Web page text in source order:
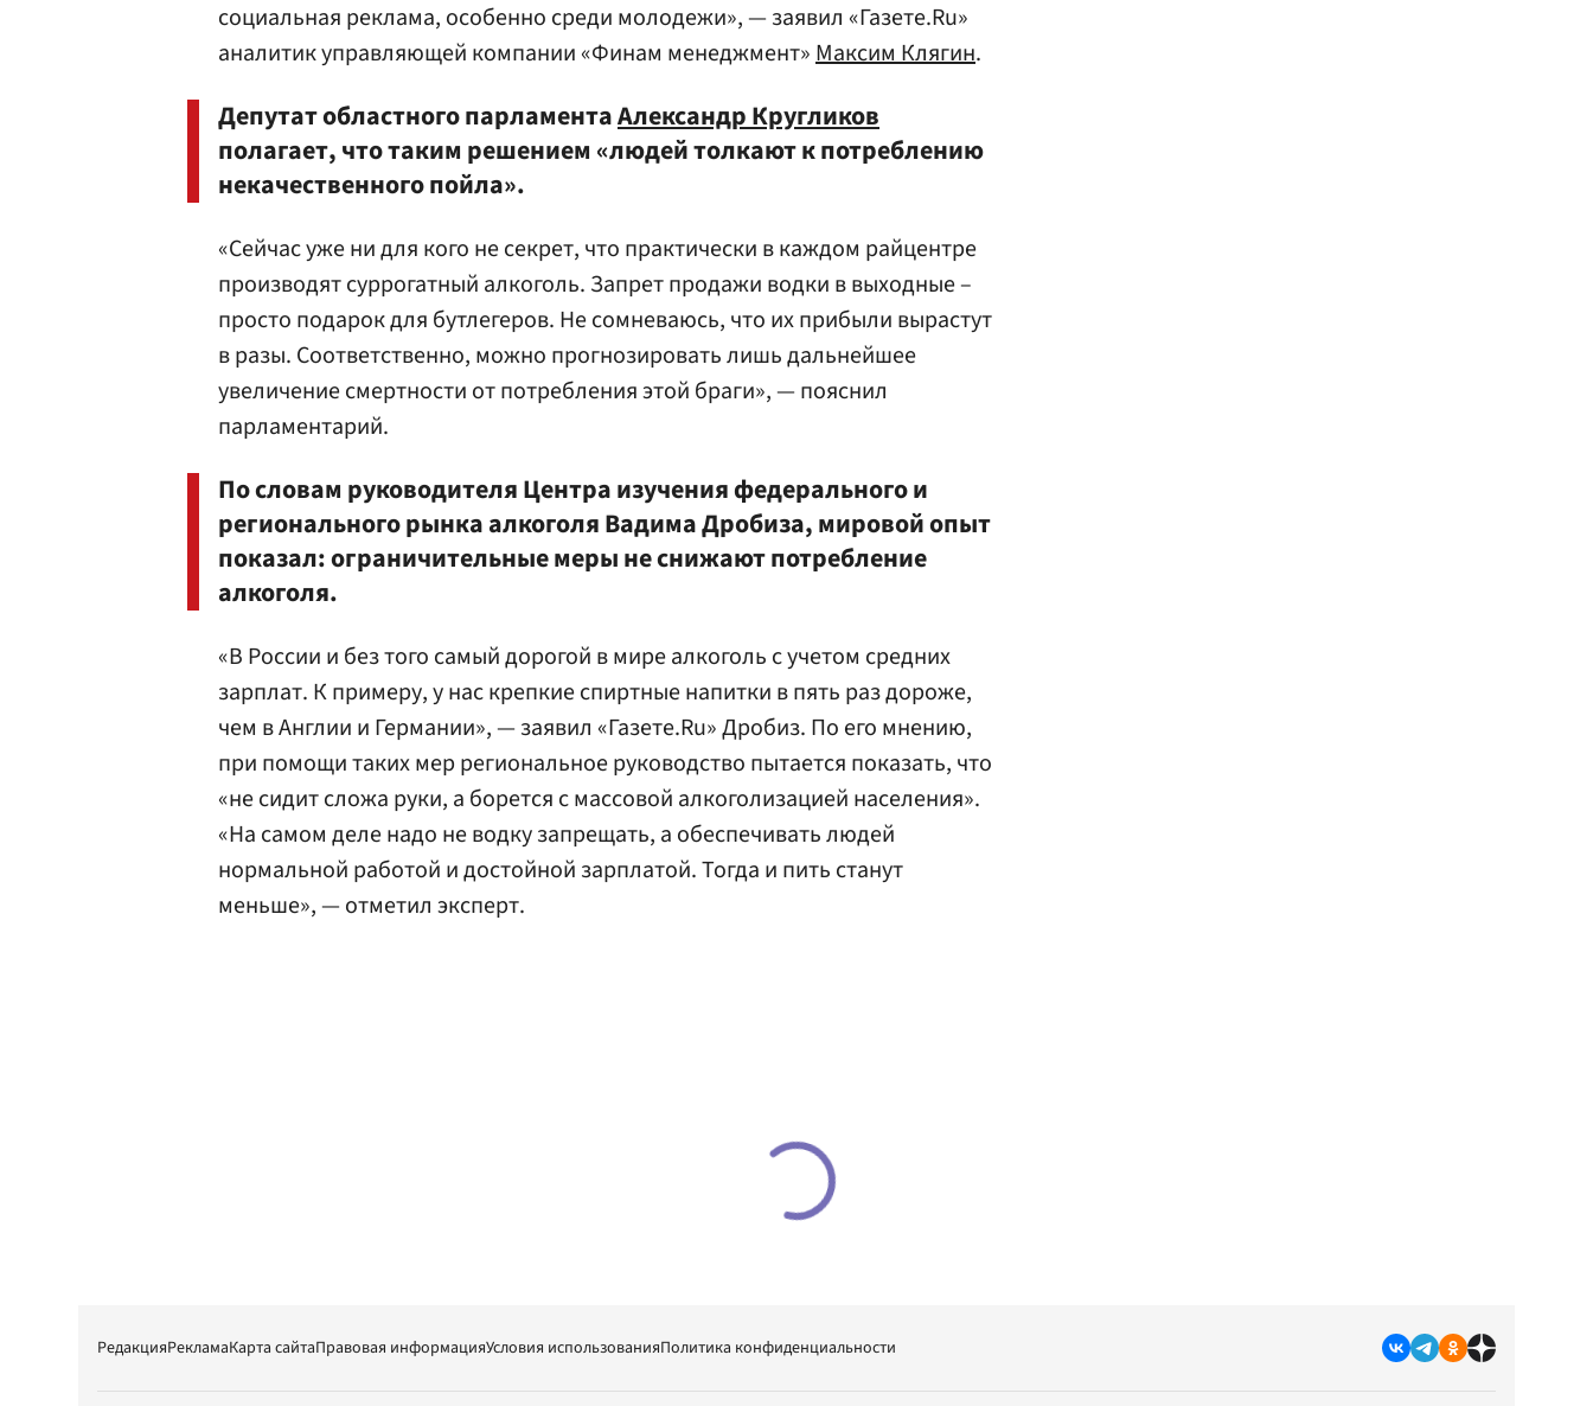
социальная реклама, особенно среди молодежи», — заявил «Газете.Ru»
аналитик управляющей компании «Финам менеджмент»Максим Клягин.
Депутат областного парламентаАлександр Кругликов
полагает, что таким решением «людей толкают к потреблению
некачественного пойла».
«Сейчас уже ни для кого не секрет, что практически в каждом райцентре
производят суррогатный алкоголь. Запрет продажи водки в выходные –
просто подарок для бутлегеров. Не сомневаюсь, что их прибыли вырастут
в разы. Соответственно, можно прогнозировать лишь дальнейшее
увеличение смертности от потребления этой браги», — пояснил
парламентарий.
По словам руководителя Центра изучения федерального и
регионального рынка алкоголя Вадима Дробиза, мировой опыт
показал: ограничительные меры не снижают потребление
алкоголя.
«В России и без того самый дорогой в мире алкоголь с учетом средних
зарплат. К примеру, у нас крепкие спиртные напитки в пять раз дороже,
чем в Англии и Германии», — заявил «Газете.Ru» Дробиз. По его мнению,
при помощи таких мер региональное руководство пытается показать, что
«не сидит сложа руки, а борется с массовой алкоголизацией населения».
«На самом деле надо не водку запрещать, а обеспечивать людей
нормальной работой и достойной зарплатой. Тогда и пить станут
меньше», — отметил эксперт.
РедакцияРекламаКарта сайтаПравовая информацияУсловия использованияПолитика конфиденциальности